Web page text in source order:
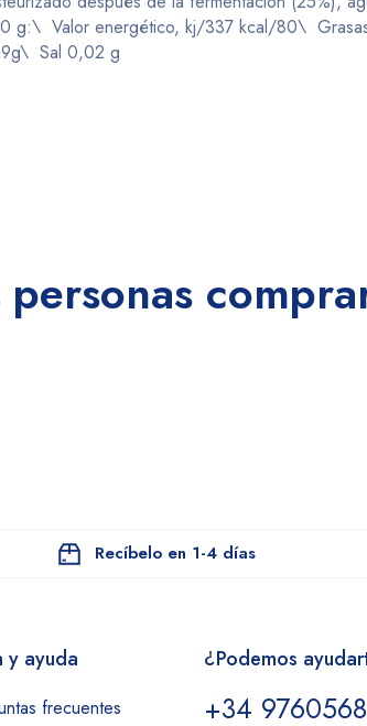
g:\ Valor energético, kj/337 kcal/80\
Sal 0,02 g
Recíbelo en 1-4 días
y ayuda
frecuentes
¿Podemos
+34